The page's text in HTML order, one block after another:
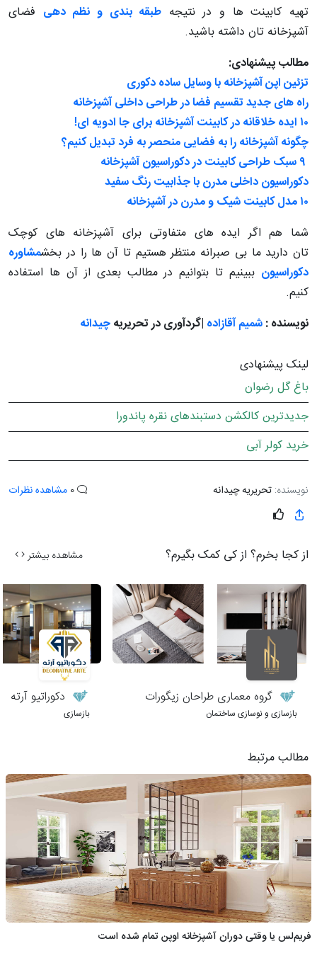
تهیه کابینت ها و در نتیجه طبقه بندی و نظم دهی فضای
آشپزخانه تان داشته باشید.
مطالب پیشنهادی:
تزئین اپن آشپزخانه با وسایل ساده دکوری
راه های جدید تقسیم فضا در طراحی داخلی آشپزخانه
۱۰ ایده خلاقانه در کابینت آشپزخانه برای جا ادویه ای!
چگونه آشپزخانه را به فضایی منحصر به فرد تبدیل کنیم؟
۹ سبک طراحی کابینت در دکوراسیون آشپزخانه
دکوراسیون داخلی مدرن با جذابیت رنگ سفید
۱۰ مدل کابینت شیک و مدرن در آشپزخانه
شما هم اگر ایده های متفاوتی برای آشپزخانه های کوچک
تان دارید ما بی صبرانه منتظر هستیم تا آن ها را در بخشمشاوره
دکوراسیون ببینیم تا بتوانیم در مطالب بعدی از آن ها استفاده
کنیم.
نویسنده :شمیم آقازاده |گردآوری در تحریریهچیدانه
لینک پیشنهادی
باغ گل رضوان
جدیدترین کالکشن دستبندهای نقره پاندورا
خرید کولر آبی
نویسنده: تحریریه چیدانه مشاهده نظرات
از کجا بخرم؟ از کی کمک بگیرم؟ مشاهده بیشتر
گروه معماری طراحان زیگورات
بازسازی و نوسازی ساختمان
دکوراتیو آرته
بازسازی
مطالب مرتبط
فریم‌لس یا وقتی دوران آشپزخانه اوپن تمام شده است